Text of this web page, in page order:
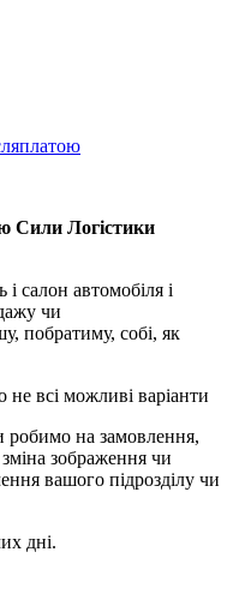
Сили Логістики
салон автомобіля і
чи
побратиму, собі, як
не всі можливі варіанти
на замовлення,
зображення чи
вашого підрозділу чи
дні.